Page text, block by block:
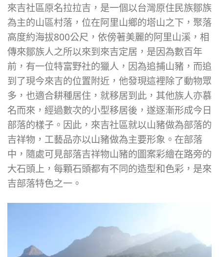
來吉社區原名拉拉吉，是一個以台灣原住民族鄒族
為主的山區村落，位在阿里山鄉的塔山之下，聚落
高度約海拔800公尺，依傍著美麗的阿里山溪，相
傳來鄒族人之所以來到來吉定居，是因為數百年
前，有一位特富野社的獵人，因為追捕山豬，而追
到了現今來吉的位置附近，他發現這裡除了動物眾
多，也適合耕種居住，就移居到此，其他族人亦慕
名而來，經過數次的小型移居後，遂逐漸形成今日
部落的樣子。因此，來吉社區就以山豬做為部落的
吉祥物，工藝品亦以山豬做為主要形象。在部落
中，隨處可見部落吉祥物山豬的圖案彩繪在路旁的
大石頭上，每顆石頭都有不同的造型和色彩，是來
吉部落特色之一。